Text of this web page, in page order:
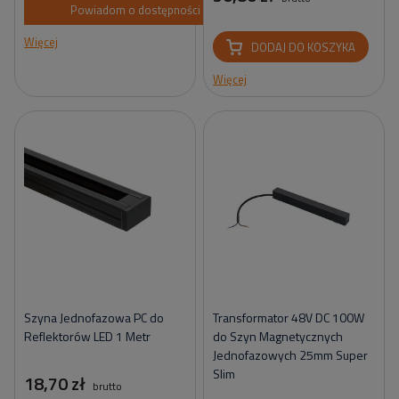
Powiadom o dostępności
Więcej
DODAJ DO KOSZYKA
Więcej
Szyna Jednofazowa PC do
Reflektorów LED 1 Metr
18,70 zł brutto
Transformator 48V DC 100W
do Szyn Magnetycznych
Jednofazowych 25mm Super
Slim